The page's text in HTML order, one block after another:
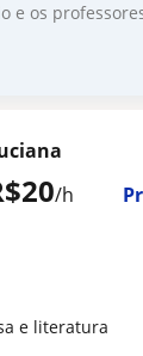
e os
/h
e literatura